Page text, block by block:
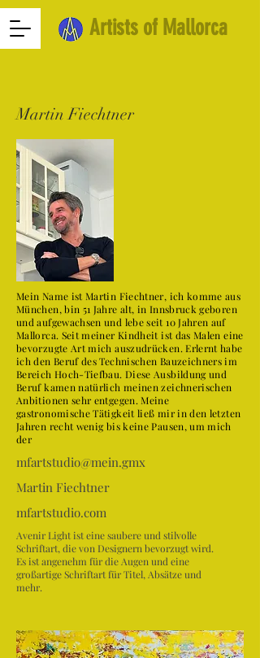
Artists of Mallorca
Martin Fiechtner
Mein Name ist Martin Fiechtner, ich komme aus
München, bin 51 Jahre alt, in Innsbruck geboren
und aufgewachsen und lebe seit 10 Jahren auf
Mallorca. Seit meiner Kindheit ist das Malen eine
bevorzugte Art mich auszudrücken. Erlernt habe
ich den Beruf des Technischen Bauzeichners im
Bereich Hoch-Tiefbau. Diese Ausbildung und
Beruf kamen natürlich meinen zeichnerischen
Anbitionen sehr entgegen. Meine
gastronomische Tätigkeit ließ mir in den letzten
Jahren recht wenig bis keine Pausen, um mich
der
mfartstudio@mein.gmx
Martin Fiechtner
mfartstudio.com
Avenir Light ist eine saubere und stilvolle
Schriftart, die von Designern bevorzugt wird.
Es ist angenehm für die Augen und eine
großartige Schriftart für Titel, Absätze und
mehr.